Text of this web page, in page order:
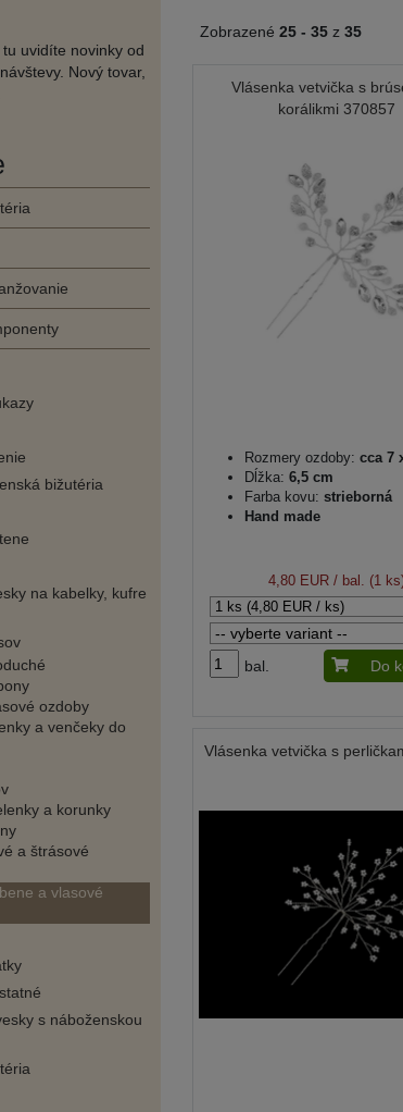
uvidíte novinky od
Nový tovar,
bižutéria
na kabelky, kufre
ozdoby
a venčeky do
a korunky
a štrásové
a vlasové
s náboženskou
Zobrazené 25 - 35 z 35
Vlásenka vetvička s
korálikmi 370857
Rozmery ozdoby: cca 7
Dĺžka: 6,5 cm
Farba kovu: strieborná
Hand made
4,80 EUR / bal. (1
bal. Do
Vlásenka vetvička s